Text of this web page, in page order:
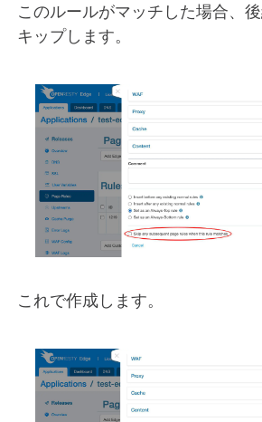
このルールがマッチした場合、
キップします。
これで作成します。